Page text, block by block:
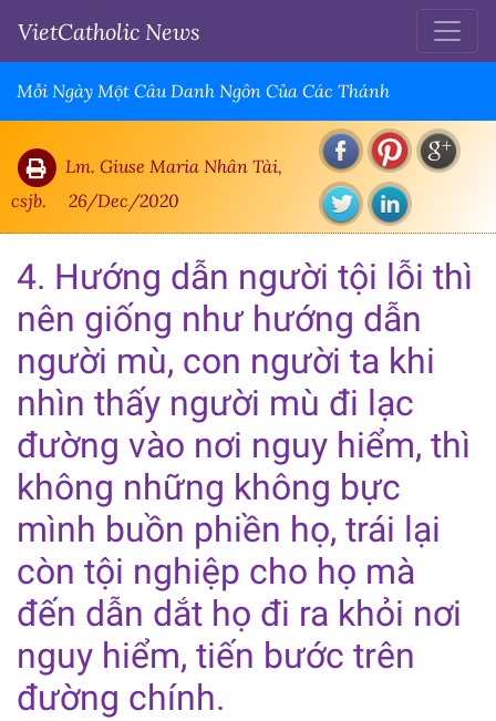
VietCatholic News
Mỗi Ngày Một Câu Danh Ngôn Của Các Thánh
Lm. Giuse Maria Nhân Tài,
csjb.
26/Dec/2020
4. Hướng dẫn người tội lỗi thì
nên giống như hướng dẫn
người mù, con người ta khi
nhìn thấy người mù đi lạc
đường vào nơi nguy hiểm, thì
không những không bực
mình buồn phiền họ, trái lại
còn tội nghiệp cho họ mà
đến dẫn dắt họ đi ra khỏi nơi
nguy hiểm, tiến bước trên
đường chính.